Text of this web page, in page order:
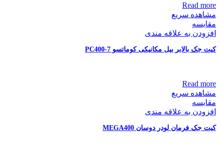
Read more
مشاهده سریع
مقایسه
افزودن به علاقه مندی
کیت جک بالابر بیل مکانیکی کوماتسو PC400-7
Read more
مشاهده سریع
مقایسه
افزودن به علاقه مندی
کیت جک فرمان لودر دوسان MEGA400